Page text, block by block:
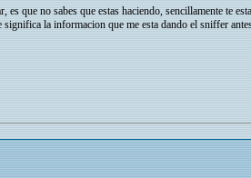
que no sabes que estas haciendo, sencillamente te
la informacion que me esta dando el sniffer